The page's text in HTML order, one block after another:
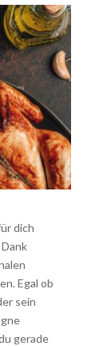
dich
Egal ob
sein
gerade